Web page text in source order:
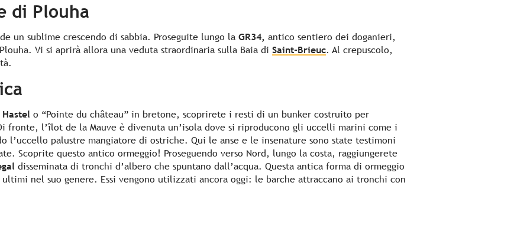
di Plouha
un sublime crescendo di sabbia. Proseguite lungo la GR34, antico sentiero dei doganieri,
Vi si aprirà allora una veduta straordinaria sulla Baia di Saint-Brieuc. Al crepuscolo,
Hastel o “Pointe du château” in bretone, scoprirete i resti di un bunker costruito per
fronte, l’îlot de la Mauve è divenuta un’isola dove si riproducono gli uccelli marini come i
l’uccello palustre mangiatore di ostriche. Qui le anse e le insenature sono state testimoni
Scoprite questo antico ormeggio! Proseguendo verso Nord, lungo la costa, raggiungerete
disseminata di tronchi d’albero che spuntano dall’acqua. Questa antica forma di ormeggio
nel suo genere. Essi vengono utilizzati ancora oggi: le barche attraccano ai tronchi con